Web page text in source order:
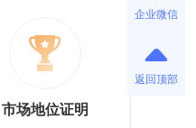
市场地位证明
企业微信
返回顶部